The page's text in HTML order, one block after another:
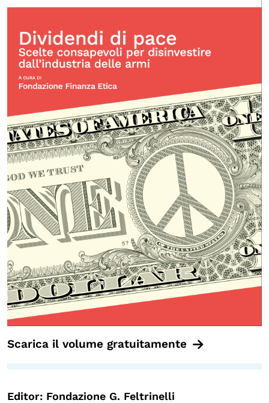
Pubblicazioni
Storie di Resistenza, ottant’anni dopo
Calendario civile
Elezioni dal mondo
Podcast
OLTRE LA SCUOLA
Attività per bambine e bambini
Programmi per le scuole
Under25
Classici del Pensiero Politico
Master e Executive Program
Scarica il volume gratuitamente
Editor: Fondazione G. Feltrinelli